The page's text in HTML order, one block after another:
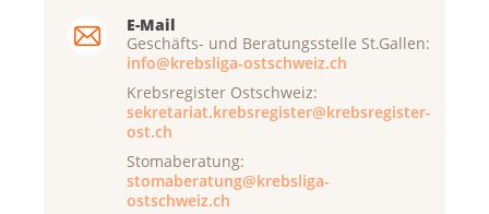
E-Mail
Geschäfts- und Beratungsstelle St.Gallen:
info@krebsliga-ostschweiz.ch
Krebsregister Ostschweiz:
sekretariat.krebsregister@krebsregister-
ost.ch
Stomaberatung:
stomaberatung@krebsliga-
ostschweiz.ch